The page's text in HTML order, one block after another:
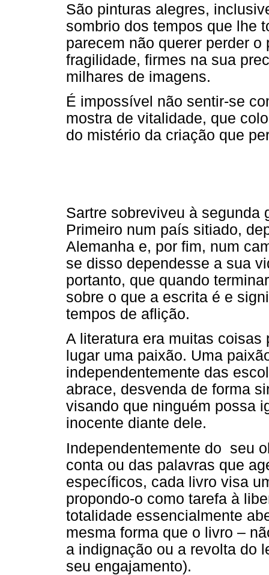
São pinturas alegres,
sombrio dos tempos que lhe
parecem não querer perder
fragilidade, firmes na sua
milhares de imagens.
É impossível não sentir-se
mostra de vitalidade, que
do mistério da criação que
Sartre sobreviveu à segunda
Primeiro num país sitiado,
Alemanha e, por fim, num
se disso dependesse a sua
portanto, que quando
sobre o que a escrita é e
tempos de aflição.
A literatura era muitas coisas
lugar uma paixão. Uma
independentemente das
abrace, desvenda de forma
visando que ninguém possa
inocente diante dele.
Independentemente do seu
conta ou das palavras que
específicos, cada livro visa
propondo-o como tarefa à
totalidade essencialmente
mesma forma que o livro –
a indignação ou a revolta do
seu engajamento).